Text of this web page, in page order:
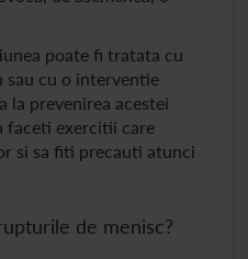
poate fi tratata cu
sau cu o interventie
la prevenirea acestei
faceti exercitii care
si sa fiti precauti atunci
de menisc?